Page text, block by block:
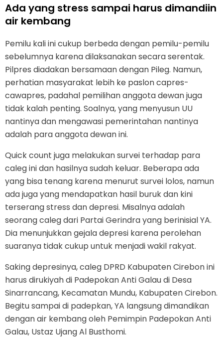
Ada yang stress sampai harus dimandiin
air kembang
Pemilu kali ini cukup berbeda dengan pemilu-pemilu
sebelumnya karena dilaksanakan secara serentak.
Pilpres diadakan bersamaan dengan Pileg. Namun,
perhatian masyarakat lebih ke paslon capres-
cawapres, padahal pemilihan anggota dewan juga
tidak kalah penting. Soalnya, yang menyusun UU
nantinya dan mengawasi pemerintahan nantinya
adalah para anggota dewan ini.
Quick count juga melakukan survei terhadap para
caleg ini dan hasilnya sudah keluar. Beberapa ada
yang bisa tenang karena menurut survei lolos, namun
ada juga yang mendapatkan hasil buruk dan kini
terserang stress dan depresi. Misalnya adalah
seorang caleg dari Partai Gerindra yang berinisial YA.
Dia menunjukkan gejala depresi karena perolehan
suaranya tidak cukup untuk menjadi wakil rakyat.
Saking depresinya, caleg DPRD Kabupaten Cirebon ini
harus dirukiyah di Padepokan Anti Galau di Desa
Sinarrancang, Kecamatan Mundu, Kabupaten Cirebon.
Begitu sampai di padepkan, YA langsung dimandikan
dengan air kembang oleh Pemimpin Padepokan Anti
Galau, Ustaz Ujang Al Busthomi.